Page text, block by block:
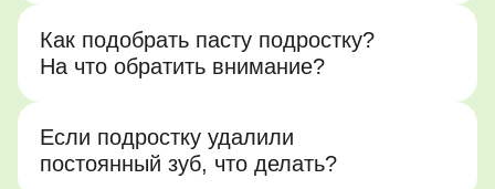
Как подобрать пасту подростку?
На что обратить внимание?
Если подростку удалили
постоянный зуб, что делать?